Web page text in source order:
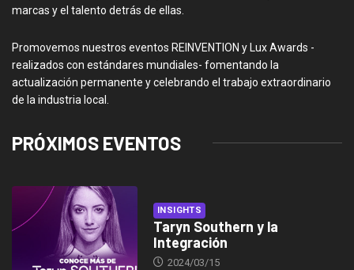
marcas y el talento detrás de ellas.
Promovemos nuestros eventos REINVENTION y Lux Awards -
realizados con estándares mundiales- fomentando la
actualización permanente y celebrando el trabajo extraordinario
de la industria local.
PRÓXIMOS EVENTOS
INSIGHTS
Taryn Southern y la
Integración
2024/03/15